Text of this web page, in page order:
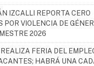
IZCALLI REPORTA CERO
POR VIOLENCIA DE
2026
FERIA DEL
HABRÁ UNA